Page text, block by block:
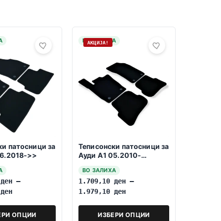
патосници за
>>
ден –
ден
ОПЦИИ
НА ЗАЛИХА
АКЦИЈА!
Теписонски патосници за
Ауди А1 05.2010-
ВО ЗАЛИХА
1.709,10 ден –
1.979,10 ден
ИЗБЕРИ ОПЦИИ